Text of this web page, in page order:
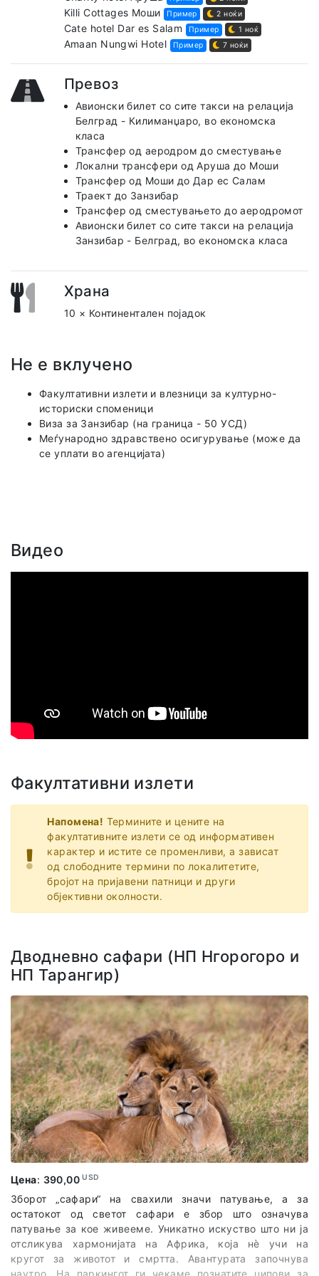
Killi Cottages Моши Пример 2 ноќи
Cate hotel Dar es Salam Пример 1 ноќ
Amaan Nungwi Hotel Пример 7 ноќи
Превоз
Авионски билет со сите такси на релација
Белград - Килиманџаро, во економска
класа
Трансфер од аеродром до сместување
Локални трансфери од Аруша до Моши
Трансфер од Моши до Дар ес Салам
Траект до Занзибар
Трансфер од сместувањето до аеродромот
Авионски билет со сите такси на релација
Занзибар - Белград, во економска класа
Храна
10 × Континентален појадок
Не е вклучено
Факултативни излети и влезници за културно-
историски споменици
Виза за Занзибар (на граница - 50 УСД)
Меѓународно здравствено осигурување (може да
се уплати во агенцијата)
Видео
Факултативни излети
Напомена! Термините и цените на
факултативните излети се од информативен
карактер и истите се променливи, а зависат
од слободните термини по локалитетите,
бројот на пријавени патници и други
објективни околности.
Дводневно сафари (НП Нгорогоро и
НП Тарангир)
Цена: 390,00USD
Зборот „сафари“ на свахили значи патување, а за
остатокот од светот сафари е збор што означува
патување за кое живееме. Уникатно искуство што ни ја
отсликува хармонијата на Африка, која нè учи на
кругот за животот и смртта. Авантурата започнува
наутро. На паркингот ги чекаме познатите џипови за